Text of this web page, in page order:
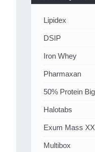
Lipidex
DSIP
Iron Whey
Pharmaxan
50% Protein
Halotabs
Exum Mass
Multibox